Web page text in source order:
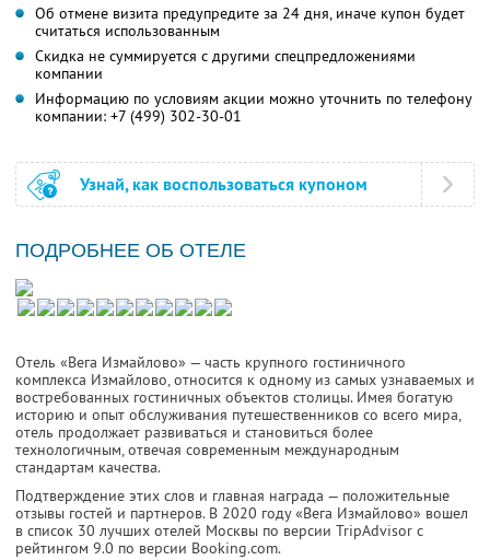
Об отмене визита предупредите за 24 дня, иначе купон будет
считаться использованным
Скидка не суммируется с другими спецпредложениями
компании
Информацию по условиям акции можно уточнить по телефону
компании: +7 (499) 302-30-01
Узнай, как воспользоваться купоном
ПОДРОБНЕЕ ОБ ОТЕЛЕ
Отель «Вега Измайлово» — часть крупного гостиничного
комплекса Измайлово, относится к одному из самых узнаваемых и
востребованных гостиничных объектов столицы. Имея богатую
историю и опыт обслуживания путешественников со всего мира,
отель продолжает развиваться и становиться более
технологичным, отвечая современным международным
стандартам качества.
Подтверждение этих слов и главная награда — положительные
отзывы гостей и партнеров. В 2020 году «Вега Измайлово» вошел
в список 30 лучших отелей Москвы по версии TripAdvisor с
рейтингом 9.0 по версии Booking.com.